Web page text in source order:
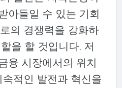
아들일 수 있는 기회
의 경쟁력을 강화하
을 할 것입니다. 저
융 시장에서의 위치
적인 발전과 혁신을